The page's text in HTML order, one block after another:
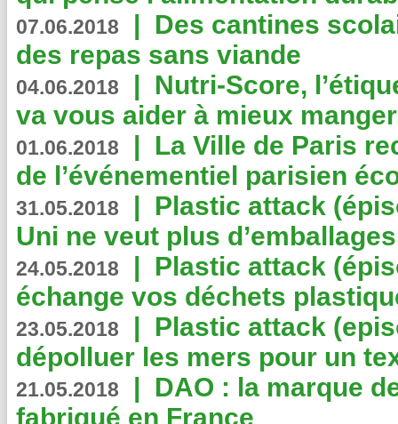
07.06.2018 | Des cantines
des repas sans viande
04.06.2018 | Nutri-Score,
va vous aider à mieux
01.06.2018 | La Ville de Paris
de l’événementiel parisien
31.05.2018 | Plastic attack
Uni ne veut plus
24.05.2018 | Plastic attack
échange vos déchets
23.05.2018 | Plastic attack
dépolluer les mers pour un
21.05.2018 | DAO : la marque
fabriqué en France